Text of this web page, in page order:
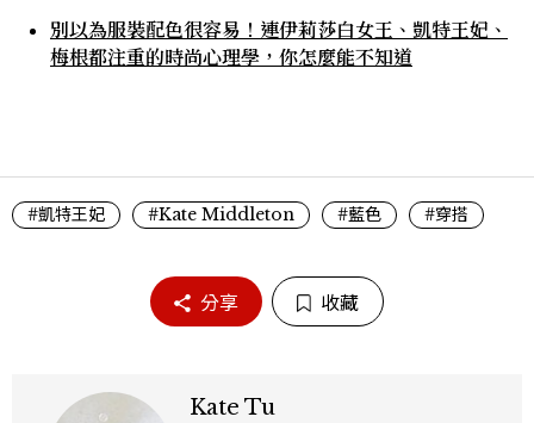
別以為服裝配色很容易！連伊莉莎白女王、凱特王妃、
梅根都注重的時尚心理學，你怎麼能不知道
#凱特王妃 #Kate Middleton #藍色 #穿搭
分享 收藏
Kate Tu